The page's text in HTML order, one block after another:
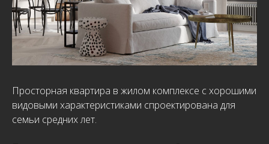
Просторная квартира в жилом комплексе с хорошими
видовыми характеристиками спроектирована для
семьи средних лет.